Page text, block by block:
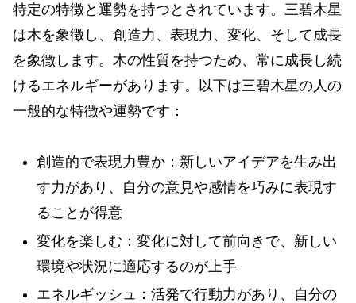
特定の特徴と運勢を持つとされています。三碧木星
は木を象徴し、創造力、表現力、変化、そして成長
を象徴します。木の性質を持つため、常に成長し続
けるエネルギーがあります。以下は三碧木星の人の
一般的な特徴や運勢です：
創造的で表現力豊か：新しいアイデアを生み出
す力があり、自分の意見や感情を巧みに表現す
ることが得意
変化を楽しむ：変化に対して前向きで、新しい
環境や状況に適応するのが上手
エネルギッシュ：活発で行動力があり、自分の